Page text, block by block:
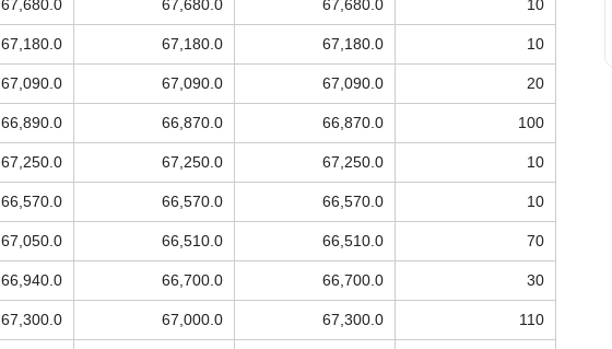
67,680.0 67,680.0 67,680.0 10
67,180.0 67,180.0 67,180.0 10
67,090.0 67,090.0 67,090.0 20
66,890.0 66,870.0 66,870.0 100
67,250.0 67,250.0 67,250.0 10
66,570.0 66,570.0 66,570.0 10
67,050.0 66,510.0 66,510.0 70
66,940.0 66,700.0 66,700.0 30
67,300.0 67,000.0 67,300.0 110